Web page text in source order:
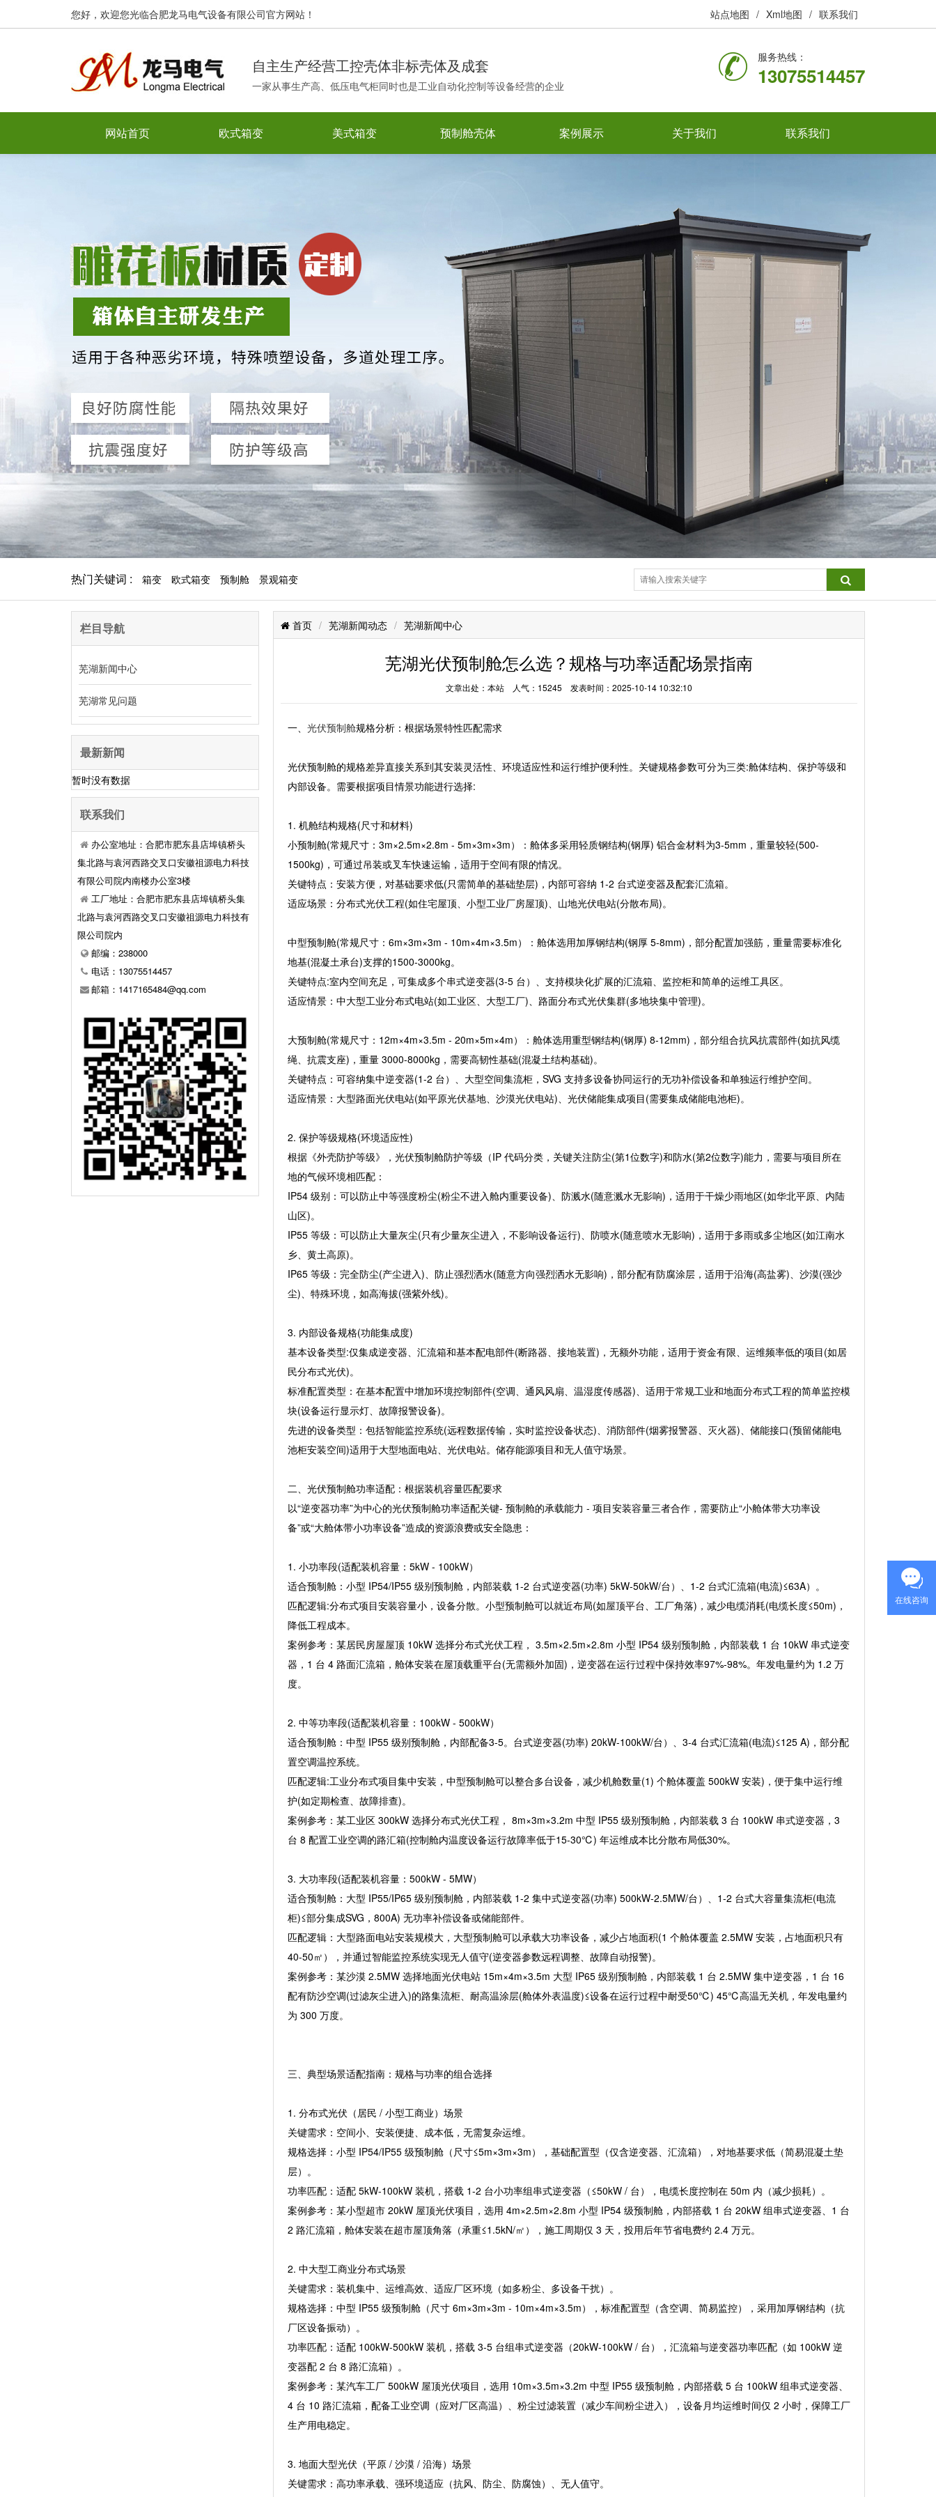
您好，欢迎您光临合肥龙马电气设备有限公司官方网站！ 站点地图 / Xml地图 / 联系我们
自主生产经营工控壳体非标壳体及成套
一家从事生产高、低压电气柜同时也是工业自动化控制等设备经营的企业
服务热线：
13075514457
网站首页 欧式箱变 美式箱变 预制舱壳体 案例展示 关于我们 联系我们
热门关键词 : 箱变 欧式箱变 预制舱 景观箱变
栏目导航
芜湖新闻中心
芜湖常见问题
最新新闻
暂时没有数据
联系我们
办公室地址：合肥市肥东县店埠镇桥头
集北路与袁河西路交叉口安徽祖源电力科技
有限公司院内南楼办公室3楼
工厂地址：合肥市肥东县店埠镇桥头集
北路与袁河西路交叉口安徽祖源电力科技有
限公司院内
邮编：238000
电话：13075514457
邮箱：1417165484@qq.com
首页 / 芜湖新闻动态 / 芜湖新闻中心
芜湖光伏预制舱怎么选？规格与功率适配场景指南
文章出处：本站 人气：15245 发表时间：2025-10-14 10:32:10
一、 光伏预制舱规格分析：根据场景特性匹配需求
光伏预制舱的规格差异直接关系到其安装灵活性、环境适应性和运行维护便利性。关键规格参数可分为三类:舱体结构、保护等级和
内部设备。需要根据项目情景功能进行选择:
1. 机舱结构规格(尺寸和材料)
小预制舱(常规尺寸：3m×2.5m×2.8m - 5m×3m×3m）：舱体多采用轻质钢结构(钢厚) 铝合金材料为3-5mm，重量较轻(500-
1500kg)，可通过吊装或叉车快速运输，适用于空间有限的情况。
关键特点：安装方便，对基础要求低(只需简单的基础垫层)，内部可容纳 1-2 台式逆变器及配套汇流箱。
适应场景：分布式光伏工程(如住宅屋顶、小型工业厂房屋顶)、山地光伏电站(分散布局)。
中型预制舱(常规尺寸：6m×3m×3m - 10m×4m×3.5m）：舱体选用加厚钢结构(钢厚 5-8mm)，部分配置加强筋，重量需要标准化
地基(混凝土承台)支撑的1500-3000kg。
关键特点:室内空间充足，可集成多个串式逆变器(3-5 台）、支持模块化扩展的汇流箱、监控柜和简单的运维工具区。
适应情景：中大型工业分布式电站(如工业区、大型工厂)、路面分布式光伏集群(多地块集中管理)。
大预制舱(常规尺寸：12m×4m×3.5m - 20m×5m×4m）：舱体选用重型钢结构(钢厚) 8-12mm)，部分组合抗风抗震部件(如抗风缆
绳、抗震支座)，重量 3000-8000kg，需要高韧性基础(混凝土结构基础)。
关键特点：可容纳集中逆变器(1-2 台）、大型空间集流柜，SVG 支持多设备协同运行的无功补偿设备和单独运行维护空间。
适应情景：大型路面光伏电站(如平原光伏基地、沙漠光伏电站)、光伏储能集成项目(需要集成储能电池柜)。
2. 保护等级规格(环境适应性)
根据《外壳防护等级》，光伏预制舱防护等级（IP 代码分类，关键关注防尘(第1位数字)和防水(第2位数字)能力，需要与项目所在
地的气候环境相匹配：
IP54 级别：可以防止中等强度粉尘(粉尘不进入舱内重要设备)、防溅水(随意溅水无影响)，适用于干燥少雨地区(如华北平原、内陆
山区)。
IP55 等级：可以防止大量灰尘(只有少量灰尘进入，不影响设备运行)、防喷水(随意喷水无影响)，适用于多雨或多尘地区(如江南水
乡、黄土高原)。
IP65 等级：完全防尘(产尘进入)、防止强烈洒水(随意方向强烈洒水无影响)，部分配有防腐涂层，适用于沿海(高盐雾)、沙漠(强沙
尘)、特殊环境，如高海拔(强紫外线)。
3. 内部设备规格(功能集成度)
基本设备类型:仅集成逆变器、汇流箱和基本配电部件(断路器、接地装置)，无额外功能，适用于资金有限、运维频率低的项目(如居
民分布式光伏)。
标准配置类型：在基本配置中增加环境控制部件(空调、通风风扇、温湿度传感器)、适用于常规工业和地面分布式工程的简单监控模
块(设备运行显示灯、故障报警设备)。
先进的设备类型：包括智能监控系统(远程数据传输，实时监控设备状态)、消防部件(烟雾报警器、灭火器)、储能接口(预留储能电
池柜安装空间)适用于大型地面电站、光伏电站。储存能源项目和无人值守场景。
二、光伏预制舱功率适配：根据装机容量匹配要求
以“逆变器功率”为中心的光伏预制舱功率适配关键- 预制舱的承载能力 - 项目安装容量三者合作，需要防止“小舱体带大功率设
备”或“大舱体带小功率设备”造成的资源浪费或安全隐患：
1. 小功率段(适配装机容量：5kW - 100kW）
适合预制舱：小型 IP54/IP55 级别预制舱，内部装载 1-2 台式逆变器(功率) 5kW-50kW/台）、1-2 台式汇流箱(电流)≤63A）。
匹配逻辑:分布式项目安装容量小，设备分散。小型预制舱可以就近布局(如屋顶平台、工厂角落)，减少电缆消耗(电缆长度≤50m)，
降低工程成本。
案例参考：某居民房屋屋顶 10kW 选择分布式光伏工程， 3.5m×2.5m×2.8m 小型 IP54 级别预制舱，内部装载 1 台 10kW 串式逆变
器，1 台 4 路面汇流箱，舱体安装在屋顶载重平台(无需额外加固)，逆变器在运行过程中保持效率97%-98%。年发电量约为 1.2 万
度。
2. 中等功率段(适配装机容量：100kW - 500kW）
适合预制舱：中型 IP55 级别预制舱，内部配备3-5。台式逆变器(功率) 20kW-100kW/台）、3-4 台式汇流箱(电流)≤125 A)，部分配
置空调温控系统。
匹配逻辑:工业分布式项目集中安装，中型预制舱可以整合多台设备，减少机舱数量(1) 个舱体覆盖 500kW 安装)，便于集中运行维
护(如定期检查、故障排查)。
案例参考：某工业区 300kW 选择分布式光伏工程， 8m×3m×3.2m 中型 IP55 级别预制舱，内部装载 3 台 100kW 串式逆变器，3
台 8 配置工业空调的路汇箱(控制舱内温度设备运行故障率低于15-30℃) 年运维成本比分散布局低30%。
3. 大功率段(适配装机容量：500kW - 5MW）
适合预制舱：大型 IP55/IP65 级别预制舱，内部装载 1-2 集中式逆变器(功率) 500kW-2.5MW/台）、1-2 台式大容量集流柜(电流
柜)≤部分集成SVG，800A) 无功率补偿设备或储能部件。
匹配逻辑：大型路面电站安装规模大，大型预制舱可以承载大功率设备，减少占地面积(1 个舱体覆盖 2.5MW 安装，占地面积只有
40-50㎡），并通过智能监控系统实现无人值守(逆变器参数远程调整、故障自动报警)。
案例参考：某沙漠 2.5MW 选择地面光伏电站 15m×4m×3.5m 大型 IP65 级别预制舱，内部装载 1 台 2.5MW 集中逆变器，1 台 16
配有防沙空调(过滤灰尘进入)的路集流柜、耐高温涂层(舱体外表温度)≤设备在运行过程中耐受50℃) 45℃高温无关机，年发电量约
为 300 万度。
三、典型场景适配指南：规格与功率的组合选择
1. 分布式光伏（居民 / 小型工商业）场景
关键需求：空间小、安装便捷、成本低，无需复杂运维。
规格选择：小型 IP54/IP55 级预制舱（尺寸≤5m×3m×3m），基础配置型（仅含逆变器、汇流箱），对地基要求低（简易混凝土垫
层）。
功率匹配：适配 5kW-100kW 装机，搭载 1-2 台小功率组串式逆变器（≤50kW / 台），电缆长度控制在 50m 内（减少损耗）。
案例参考：某小型超市 20kW 屋顶光伏项目，选用 4m×2.5m×2.8m 小型 IP54 级预制舱，内部搭载 1 台 20kW 组串式逆变器、1 台
2 路汇流箱，舱体安装在超市屋顶角落（承重≤1.5kN/㎡），施工周期仅 3 天，投用后年节省电费约 2.4 万元。
2. 中大型工商业分布式场景
关键需求：装机集中、运维高效、适应厂区环境（如多粉尘、多设备干扰）。
规格选择：中型 IP55 级预制舱（尺寸 6m×3m×3m - 10m×4m×3.5m），标准配置型（含空调、简易监控），采用加厚钢结构（抗
厂区设备振动）。
功率匹配：适配 100kW-500kW 装机，搭载 3-5 台组串式逆变器（20kW-100kW / 台），汇流箱与逆变器功率匹配（如 100kW 逆
变器配 2 台 8 路汇流箱）。
案例参考：某汽车工厂 500kW 屋顶光伏项目，选用 10m×3.5m×3.2m 中型 IP55 级预制舱，内部搭载 5 台 100kW 组串式逆变器、
4 台 10 路汇流箱，配备工业空调（应对厂区高温）、粉尘过滤装置（减少车间粉尘进入），设备月均运维时间仅 2 小时，保障工厂
生产用电稳定。
3. 地面大型光伏（平原 / 沙漠 / 沿海）场景
关键需求：高功率承载、强环境适应（抗风、防尘、防腐蚀）、无人值守。
在线咨询